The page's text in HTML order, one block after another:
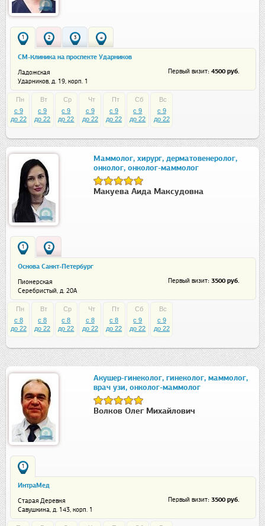
1 2 3 4
СМ-Клиника на проспекте Ударников
Ладожская
Ударников, д. 19, корп. 1
Первый визит: 4500 руб.
Пн
c 9
до 22
Вт
c 9
до 22
Ср
c 9
до 22
Чт
c 9
до 22
Пт
c 9
до 22
Сб
c 9
до 22
Вс
c 9
до 22
Маммолог, хирург, дерматовенеролог,
онколог, онколог-маммолог
Макуева Аида Максудовна
1 2
Основа Санкт-Петербург
Пионерская
Серебристый, д. 20А
Первый визит: 3500 руб.
Пн
c 8
до 22
Вт
c 8
до 22
Ср
c 8
до 22
Чт
c 8
до 22
Пт
c 8
до 22
Сб
c 9
до 22
Вс
c 9
до 22
Акушер-гинеколог, гинеколог, маммолог,
врач узи, онколог-маммолог
Волков Олег Михайлович
1
ИнтраМед
Старая Деревня
Савушкина, д. 143, корп. 1
Первый визит: 3500 руб.